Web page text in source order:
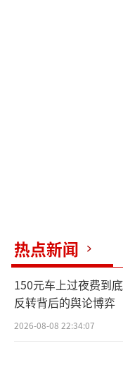
热点新闻
150元车上过夜费到
反转背后的舆论博弈
2026-08-08 22:34:07